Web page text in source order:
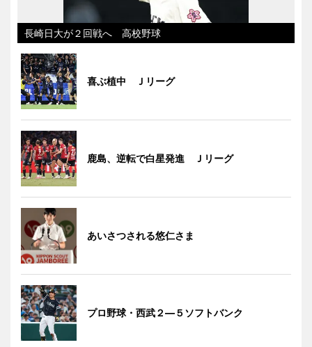
長崎日大が２回戦へ 高校野球
喜ぶ植中 Ｊリーグ
鹿島、逆転で白星発進 Ｊリーグ
あいさつされる悠仁さま
プロ野球・西武２―５ソフトバンク